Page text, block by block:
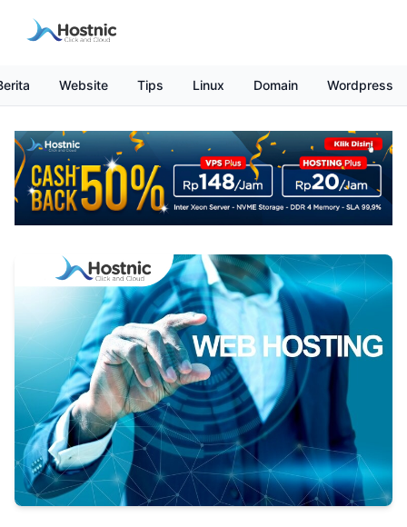
Website Tips Linux Domain Wordpress